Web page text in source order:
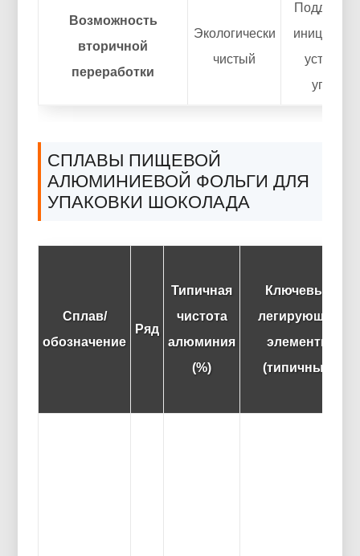
Возможность
вторичной
переработки
Экологически
чистый
СПЛАВЫ ПИЩЕВОЙ
АЛЮМИНИЕВОЙ ФОЛЬГИ ДЛЯ
УПАКОВКИ ШОКОЛАДА
Сплав/
обозначение
Ряд
Типичная
чистота
алюминия
(%)
Ключевые
легирующие
элементы
(типичный)